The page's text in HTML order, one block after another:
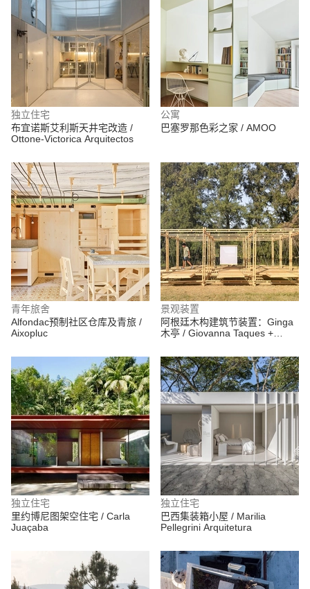
独立住宅
布宜诺斯艾利斯天井宅改造 /
Ottone-Victorica Arquitectos
公寓
巴塞罗那色彩之家 / AMOO
青年旅舍
Alfondac预制社区仓库及青旅 /
Aixopluc
景观装置
阿根廷木构建筑节装置：Ginga
木亭 / Giovanna Taques +
独立住宅
里约博尼图架空住宅 / Carla
Juaçaba
独立住宅
巴西集装箱小屋 / Marilia
Pellegrini Arquitetura